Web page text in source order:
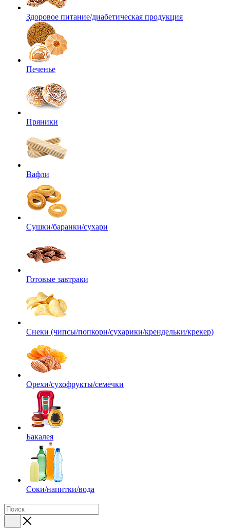
Здоровое питание/диабетическая продукция
Печенье
Пряники
Вафли
Сушки/баранки/сухари
Готовые завтраки
Снеки (чипсы/попкорн/сухарики/крендельки/крекер)
Орехи/сухофрукты/семечки
Бакалея
Соки/напитки/вода